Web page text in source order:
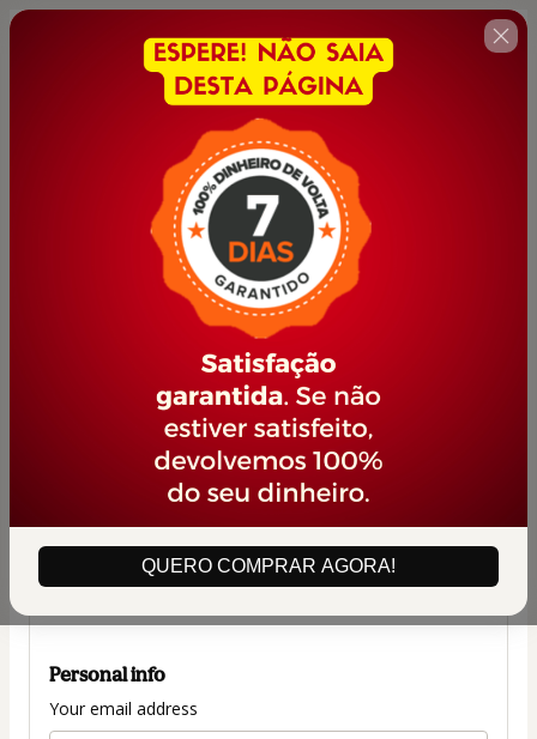
QUERO COMPRAR AGORA!
🇺🇸 Change country
AUXILIAR VETERINÁRIO
Author: PORTAL JOVEM EMPREENDEDOR
$42.00
(+ applicable taxes. Click herefor more
information)
Personal info
Your email address